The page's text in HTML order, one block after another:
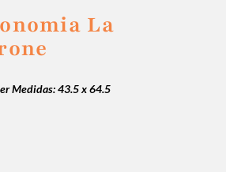
La
Medidas: 43.5 x 64.5